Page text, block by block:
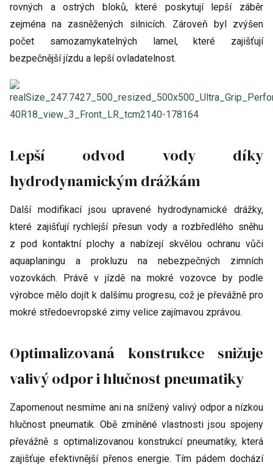
rovných a ostrých bloků, které poskytují lepší záběr
zejména na zasněžených silnicích. Zároveň byl zvýšen
počet samozamykatelných lamel, které zajišťují
bezpečnější jízdu a lepší ovladatelnost.
Lepší odvod vody díky
hydrodynamickým drážkám
Další modifikací jsou upravené hydrodynamické drážky,
které zajišťují rychlejší přesun vody a rozbředlého sněhu
z pod kontaktní plochy a nabízejí skvělou ochranu vůči
aquaplaningu a prokluzu na nebezpečných zimních
vozovkách. Právě v jízdě na mokré vozovce by podle
výrobce mělo dojít k dalšímu progresu, což je převážně pro
mokré středoevropské zimy velice zajímavou zprávou.
Optimalizovaná konstrukce snižuje
valivý odpor i hlučnost pneumatiky
Zapomenout nesmíme ani na snížený valivý odpor a nízkou
hlučnost pneumatik. Obě zmíněné vlastnosti jsou spojeny
převážně s optimalizovanou konstrukcí pneumatiky, která
zajišťuje efektivnější přenos energie. Tím pádem dochází